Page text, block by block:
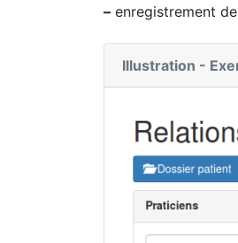
– enregistrement
Illustration -